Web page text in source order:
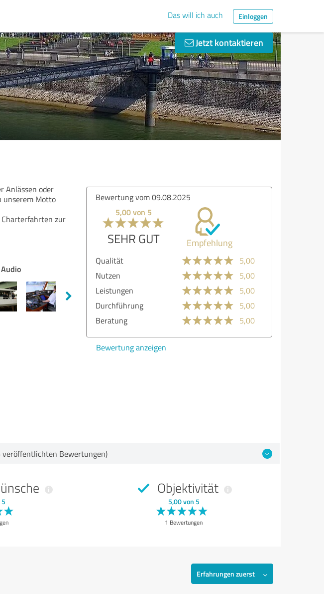
Das will ich auch Einloggen
Jetzt kontaktieren
Anlässen oder
unserem Motto
zur
Bewertung vom 06.10.2024
5,00 von 5
SEHR GUT Empfehlung
Qualität
5,00
Nutzen
5,00
Leistungen
5,00
Durchführung
5,00
Beratung
5,00
Bewertung anzeigen
Bewertungen)
Objektivität
5,00 von 5
1 Bewertungen
Erfahrungen zuerst